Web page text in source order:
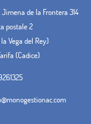
de la Frontera 314
postale 2
la Vega del Rey)
(Cadice)